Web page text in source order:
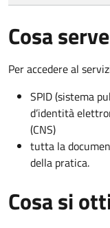
Cosa serve
Per accedere al
SPID (sistema
d’identità
(CNS)
tutta la
della pratica.
Cosa si